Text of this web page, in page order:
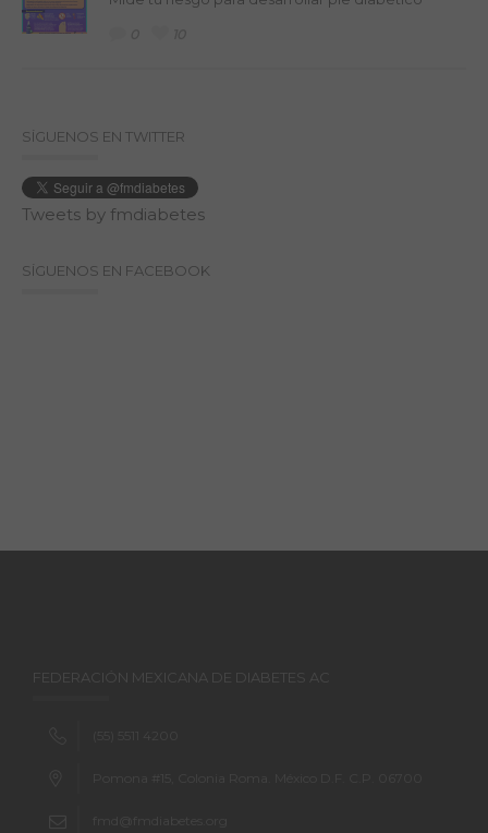
SÍGUENOS EN TWITTER
Tweets by fmdiabetes
SÍGUENOS EN FACEBOOK
FEDERACIÓN MEXICANA DE DIABETES AC